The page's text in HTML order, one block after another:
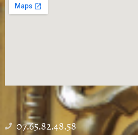
07.65.82.48.58